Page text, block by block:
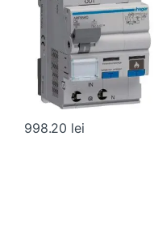
998.20 lei